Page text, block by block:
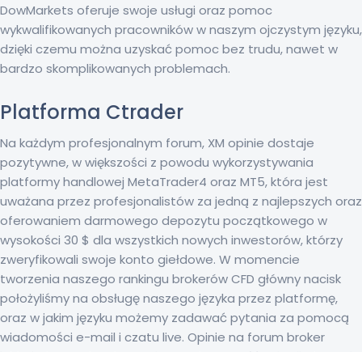
DowMarkets oferuje swoje usługi oraz pomoc
wykwalifikowanych pracowników w naszym ojczystym języku,
dzięki czemu można uzyskać pomoc bez trudu, nawet w
bardzo skomplikowanych problemach.
Platforma Ctrader
Na każdym profesjonalnym forum, XM opinie dostaje
pozytywne, w większości z powodu wykorzystywania
platformy handlowej MetaTrader4 oraz MT5, która jest
uważana przez profesjonalistów za jedną z najlepszych oraz
oferowaniem darmowego depozytu początkowego w
wysokości 30 $ dla wszystkich nowych inwestorów, którzy
zweryfikowali swoje konto giełdowe. W momencie
tworzenia naszego rankingu brokerów CFD główny nacisk
położyliśmy na obsługę naszego języka przez platformę,
oraz w jakim języku możemy zadawać pytania za pomocą
wiadomości e-mail i czatu live. Opinie na forum broker